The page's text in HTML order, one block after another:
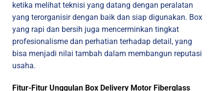
ketika melihat teknisi yang datang dengan peralatan
yang terorganisir dengan baik dan siap digunakan. Box
yang rapi dan bersih juga mencerminkan tingkat
profesionalisme dan perhatian terhadap detail, yang
bisa menjadi nilai tambah dalam membangun reputasi
usaha.
Fitur-Fitur Unggulan Box Delivery Motor Fiberglass